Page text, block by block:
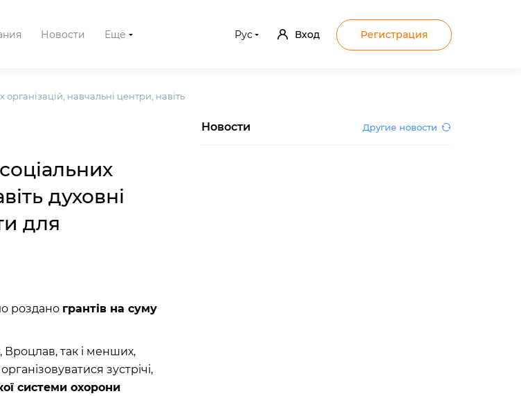
Новости Ещё Рус Вход Регистрация
організацій, навчальні центри, навіть
духовні
для
роздано грантів на суму
Вроцлав, так і менших,
зустрічі,
системи охорони
Новости Другие новости